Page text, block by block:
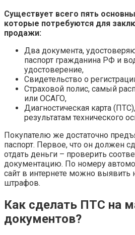
Существует всего пять
которые потребуются для
продажи:
Два документа,
паспорт гражданина РФ и
удостоверение,
Свидетельство о
Страховой полис, самый
или ОСАГО,
Диагностическая карта
результатам технического
Покупателю же достаточно
паспорт. Первое, что он должен
отдать деньги – проверить
документацию. По номеру
сайт в интернете можно выявить
штрафов.
Как сделать ПТС на
документов?